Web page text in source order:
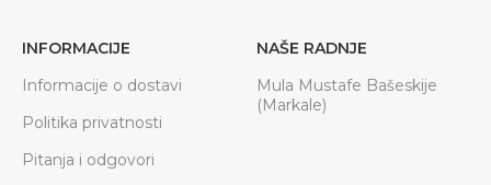
INFORMACIJE
Informacije o dostavi
Politika privatnosti
Pitanja i odgovori
NAŠE RADNJE
Mula Mustafe Bašeskije
(Markale)